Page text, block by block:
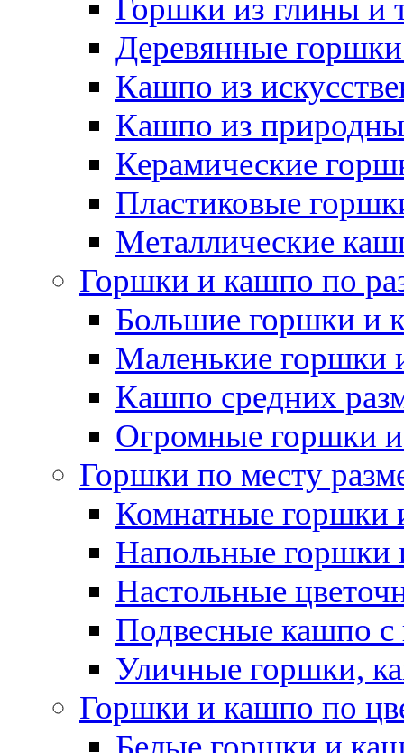
Горшки из глины и
Деревянные
Кашпо из
Кашпо из
Керамические
Пластиковые
Металлические
Горшки и кашпо по
Большие горшки и
Маленькие горшки
Кашпо средних
Огромные горшки
Горшки по месту
Комнатные горшки
Напольные горшки
Настольные
Подвесные кашпо с
Уличные горшки,
Горшки и кашпо по